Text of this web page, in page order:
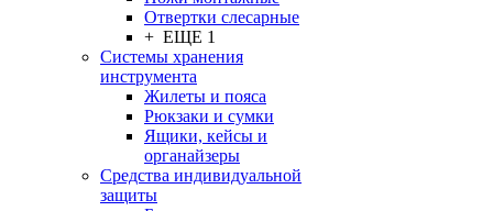
Отвертки слесарные
+ ЕЩЕ 1
Системы хранения
инструмента
Жилеты и пояса
Рюкзаки и сумки
Ящики, кейсы и
органайзеры
Средства индивидуальной
защиты